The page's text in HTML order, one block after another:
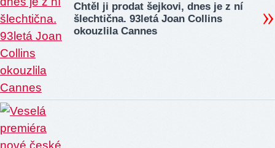
Chtěl ji prodat šejkovi, dnes je z ní
šlechtična. 93letá Joan Collins
okouzlila Cannes